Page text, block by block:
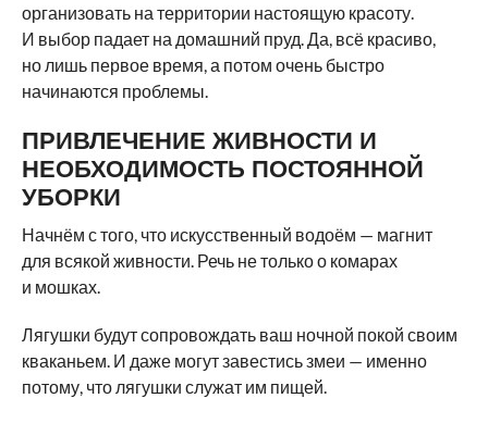
организовать на территории настоящую красоту.
И выбор падает на домашний пруд. Да, всё красиво,
но лишь первое время, а потом очень быстро
начинаются проблемы.
ПРИВЛЕЧЕНИЕ ЖИВНОСТИ И
НЕОБХОДИМОСТЬ ПОСТОЯННОЙ
УБОРКИ
Начнём с того, что искусственный водоём — магнит
для всякой живности. Речь не только о комарах
и мошках.
Лягушки будут сопровождать ваш ночной покой своим
кваканьем. И даже могут завестись змеи — именно
потому, что лягушки служат им пищей.